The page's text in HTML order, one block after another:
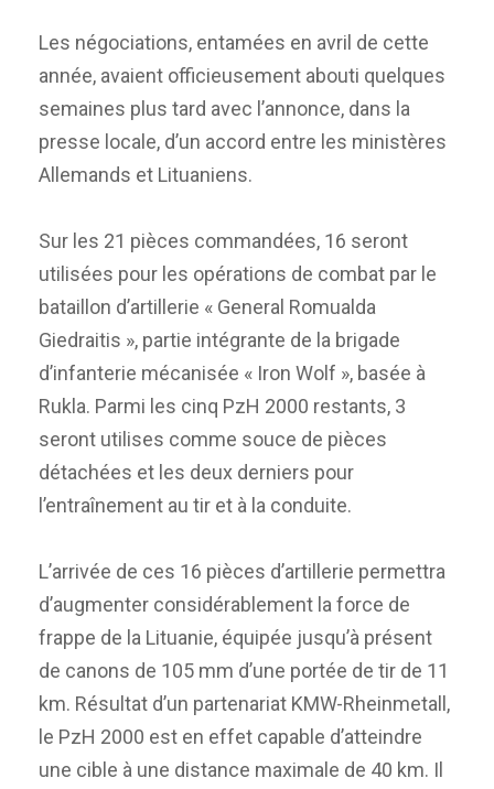
Les négociations, entamées en avril de cette
année, avaient officieusement abouti quelques
semaines plus tard avec l’annonce, dans la
presse locale, d’un accord entre les ministères
Allemands et Lituaniens.
Sur les 21 pièces commandées, 16 seront
utilisées pour les opérations de combat par le
bataillon d’artillerie « General Romualda
Giedraitis », partie intégrante de la brigade
d’infanterie mécanisée « Iron Wolf », basée à
Rukla. Parmi les cinq PzH 2000 restants, 3
seront utilises comme souce de pièces
détachées et les deux derniers pour
l’entraînement au tir et à la conduite.
L’arrivée de ces 16 pièces d’artillerie permettra
d’augmenter considérablement la force de
frappe de la Lituanie, équipée jusqu’à présent
de canons de 105 mm d’une portée de tir de 11
km. Résultat d’un partenariat KMW-Rheinmetall,
le PzH 2000 est en effet capable d’atteindre
une cible à une distance maximale de 40 km. Il